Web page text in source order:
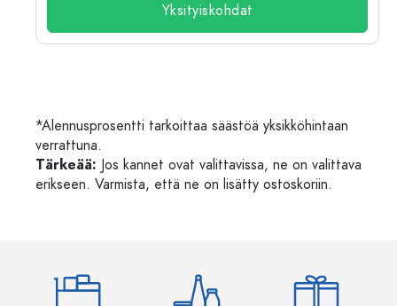
Yksityiskohdat
*Alennusprosentti tarkoittaa säästöä yksikköhintaan
verrattuna.
Tärkeää: Jos kannet ovat valittavissa, ne on valittava
erikseen. Varmista, että ne on lisätty ostoskoriin.